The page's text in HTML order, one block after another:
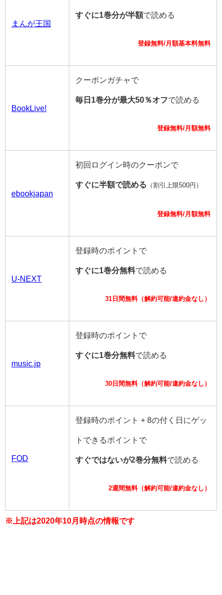
まんが王国
すぐに1巻分が半額で読める
登録無料/月額基本料無料
BookLive!
クーポンガチャで
毎日1巻分が最大50％オフで読める
登録無料/月額無料
ebookjapan
初回ログイン時のクーポンで
すぐに半額で読める （割引上限500円）
登録無料/月額無料
U-NEXT
登録時のポイントで
すぐに1巻分無料で読める
31日間無料（解約可能/違約金なし）
music.jp
登録時のポイントで
すぐに1巻分無料で読める
30日間無料（解約可能/違約金なし）
FOD
登録時のポイント + 8の付く日にゲッ
トできるポイントで
すぐではないが2巻分無料で読める
2週間無料（解約可能/違約金なし）
※上記は2020年10月時点の情報です